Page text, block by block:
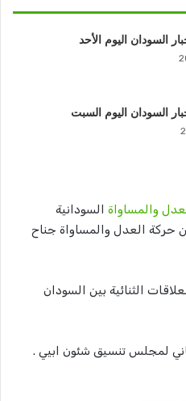
السودان اليوم الأحد
السودان اليوم السبت
والمساواة السودانية
حركة العدل والمساواة جناح
الثنائية بين السودان
لمجلس تنسيق شئون ابيي .